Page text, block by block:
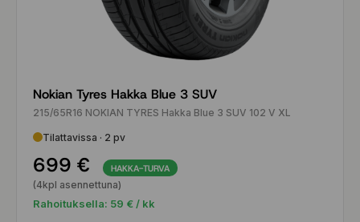
Nokian Tyres Hakka Blue 3 SUV
215/65R16 NOKIAN TYRES Hakka Blue 3 SUV 102 V XL
Tilattavissa · 2 pv
699 € HAKKA-TURVA
(4kpl asennettuna)
Rahoituksella: 59 € / kk